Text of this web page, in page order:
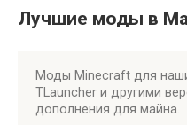
Лучшие моды в
Моды Minecraft для
TLauncher и другими
дополнения для майна.